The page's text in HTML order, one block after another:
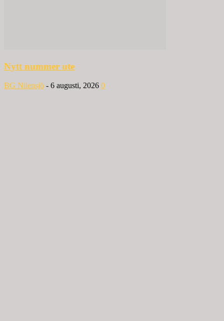
Nytt nummer ute
BG Nilensjö - 6 augusti, 2026 0